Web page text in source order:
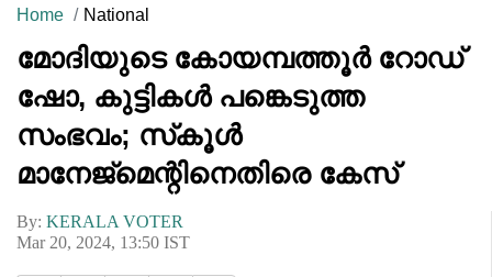
Home National
മോദിയുടെ കോയമ്പത്തൂർ റോഡ്
ഷോ, കുട്ടികൾ പങ്കെടുത്ത
സംഭവം; സ്‌കൂൾ
മാനേജ്‍മെന്റിനെതിരെ കേസ്
By: KERALA VOTER
Mar 20, 2024, 13:50 IST